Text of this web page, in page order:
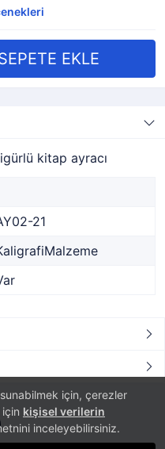
için, çerezler
kişisel verilerin
inceleyebilirsiniz.
kitap ayracı
21